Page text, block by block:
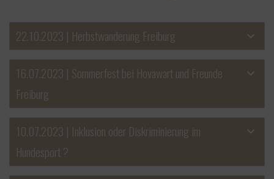
22.10.2023 | Herbstwanderung Freiburg
16.07.2023 | Sommerfest bei Hovawart und Freunde
Freiburg
10.07.2023 | Inklusion oder Diskriminierung im
Hundesport ?